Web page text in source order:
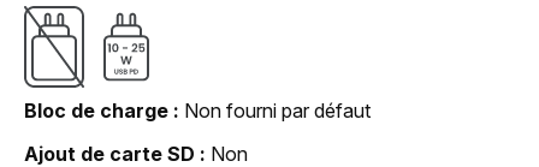
Bloc de charge
Non fourni par défaut
Ajout de carte SD
Non